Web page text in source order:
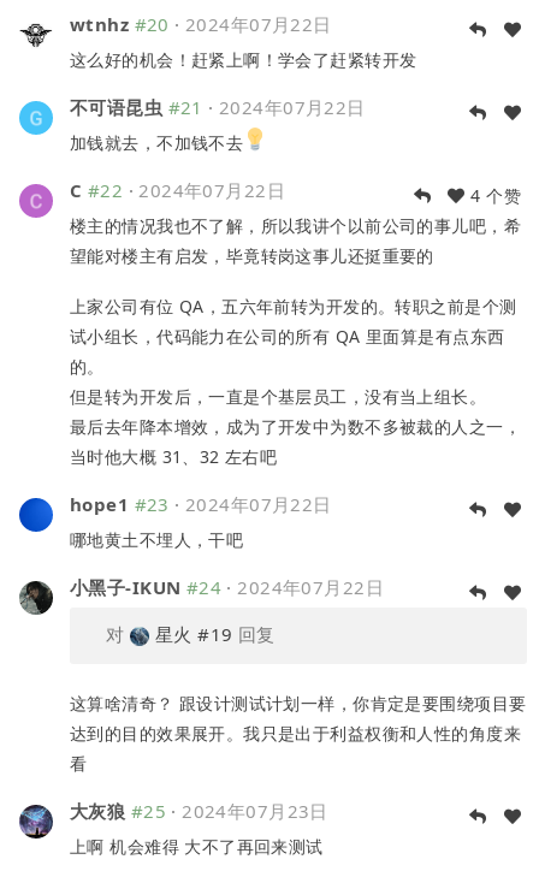
wtnhz #20 · 2024年07月22日
这么好的机会！赶紧上啊！学会了赶紧转开发
不可语昆虫 #21 · 2024年07月22日
加钱就去，不加钱不去
C #22 · 2024年07月22日
4 个赞
楼主的情况我也不了解，所以我讲个以前公司的事儿吧，希
望能对楼主有启发，毕竟转岗这事儿还挺重要的
上家公司有位 QA，五六年前转为开发的。转职之前是个测
试小组长，代码能力在公司的所有 QA 里面算是有点东西
的。
但是转为开发后，一直是个基层员工，没有当上组长。
最后去年降本增效，成为了开发中为数不多被裁的人之一，
当时他大概 31、32 左右吧
hope1 #23 · 2024年07月22日
哪地黄土不埋人，干吧
小黑子-IKUN #24 · 2024年07月22日
对
星火 #19 回复
这算啥清奇？ 跟设计测试计划一样，你肯定是要围绕项目要
达到的目的效果展开。我只是出于利益权衡和人性的角度来
看
大灰狼 #25 · 2024年07月23日
上啊 机会难得 大不了再回来测试